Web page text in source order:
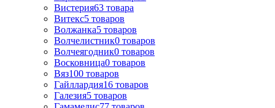
Вистерия63 товара
Витекс5 товаров
Волжанка5 товаров
Волчелистник0 товаров
Волчеягодник0 товаров
Восковница0 товаров
Вяз100 товаров
Гайллардия16 товаров
Галезия5 товаров